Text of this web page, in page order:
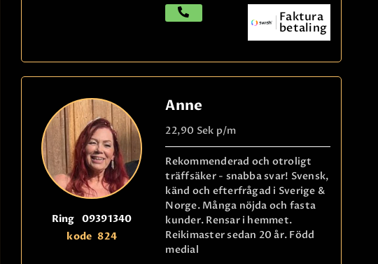
Faktura
betaling
Ring 09391340
kode 824
Anne
22,90 Sek p/m
Rekommenderad och otroligt
träffsäker - snabba svar! Svensk,
känd och efterfrågad i Sverige &
Norge. Många nöjda och fasta
kunder. Rensar i hemmet.
Reikimaster sedan 20 år. Född
medial